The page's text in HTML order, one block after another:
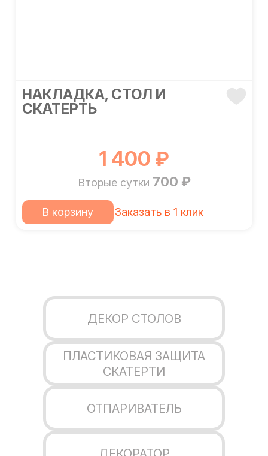
НАКЛАДКА, СТОЛ И
СКАТЕРТЬ
1 400 ₽
Вторые сутки 700 ₽
В корзину Заказать в 1 клик
ДЕКОР СТОЛОВ
ПЛАСТИКОВАЯ ЗАЩИТА
СКАТЕРТИ
ОТПАРИВАТЕЛЬ